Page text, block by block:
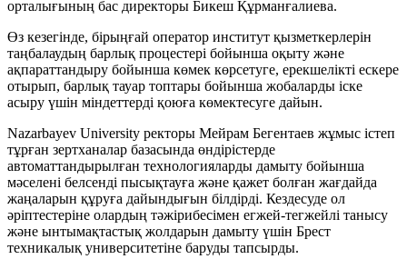
орталығының бас директоры Бикеш Құрманғалиева.
Өз кезегінде, бірыңғай оператор институт қызметкерлерін
таңбалаудың барлық процестері бойынша оқыту және
ақпараттандыру бойынша көмек көрсетуге, ерекшелікті ескере
отырып, барлық тауар топтары бойынша жобаларды іске
асыру үшін міндеттерді қоюға көмектесуге дайын.
Nazarbayev University ректоры Мейрам Бегентаев жұмыс істеп
тұрған зертханалар базасында өндірістерде
автоматтандырылған технологияларды дамыту бойынша
мәселені белсенді пысықтауға және қажет болған жағдайда
жаңаларын құруға дайындығын білдірді. Кездесуде ол
әріптестеріне олардың тәжірибесімен егжей-тегжейлі танысу
және ынтымақтастық жолдарын дамыту үшін Брест
техникалық университетіне баруды тапсырды.